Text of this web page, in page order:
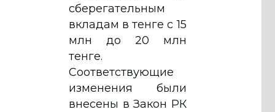
сберегательным
вкладам в тенге с 15
млн до 20 млн
тенге.
Соответствующие
изменения были
внесены в Закон РК